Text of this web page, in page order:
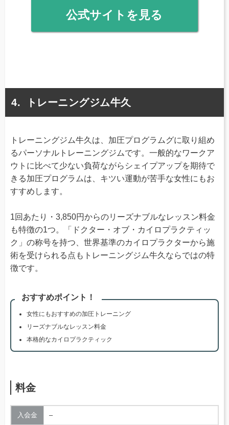
公式サイトを見る
トレーニングジム牛久
トレーニングジム牛久は、加圧プログラムグに取り組め
るパーソナルトレーニングジムです。一般的なワークア
ウトに比べて少ない負荷ながらシェイプアップを期待で
きる加圧プログラムは、キツい運動が苦手な女性にもお
すすめします。
1回あたり・3,850円からのリーズナブルなレッスン料金
も特徴の1つ。「ドクター・オブ・カイロプラクティッ
ク」の称号を持つ、世界基準のカイロプラクターから施
術を受けられる点もトレーニングジム牛久ならではの特
徴です。
おすすめポイント！
女性にもおすすめの加圧トレーニング
リーズナブルなレッスン料金
本格的なカイロプラクティック
料金
入会金 –